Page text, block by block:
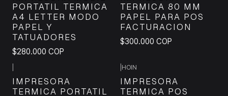
PORTATIL TERMICA
A4 LETTER MODO
PAPEL Y
TATUADORES
$280.000 COP
TERMICA 80 MM
PAPEL PARA POS
FACTURACION
$300.000 COP
IMPRESORA
TERMICA PORTATIL
HOIN
IMPRESORA
TERMICA POS